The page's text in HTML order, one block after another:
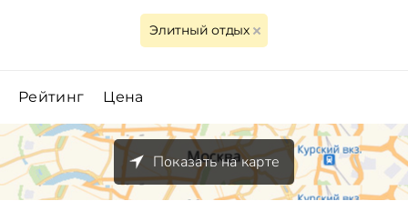
Элитный отдых
Рейтинг Цена
Показать на карте